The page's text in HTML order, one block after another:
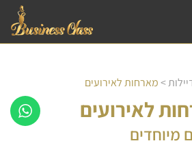
>מארחות לאירועים
לאירועים
מיוחדים